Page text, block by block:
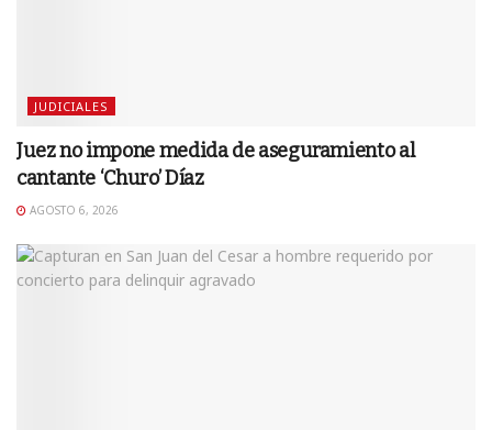
JUDICIALES
Juez no impone medida de aseguramiento al
cantante ‘Churo’ Díaz
AGOSTO 6, 2026